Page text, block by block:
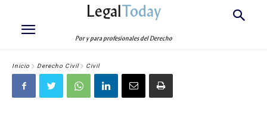
LegalToday
Por y para profesionales del Derecho
Inicio Derecho Civil Civil